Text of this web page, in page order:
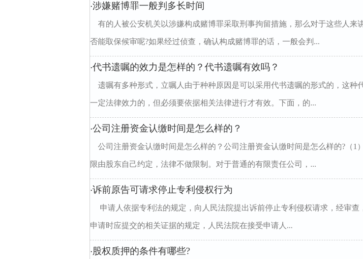
·涉嫌赌博罪一般判多长时间
有的人被公安机关以涉嫌构成赌博罪采取刑事拘留措施，那么对于这些人来
否能取保候审呢?如果经过侦查，确认构成赌博罪的话，一般会判...
·代书遗嘱的效力是怎样的？代书遗嘱有效吗？
遗嘱有多种形式，立嘱人由于种种原因是可以采用代书遗嘱的形式的，这种
一定法律效力的，但必须要依据相关法律进行才有效。下面，的...
·公司注册资金认缴时间是怎么样的？
公司注册资金认缴时间是怎么样的？公司注册资金认缴时间是怎么样的?（1
限由股东自己约定，法律不做限制。对于普通的有限责任公司，...
·诉前原告可请求停止专利侵权行为
申请人依据专利法的规定，向人民法院提出诉前停止专利侵权请求，经审查
申请时应提交的相关证据的规定，人民法院在接受申请人...
·股权质押的条件有哪些?